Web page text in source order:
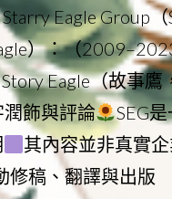
Eagle Group（
）：（
Eagle（故事鷹
飾與評論
SEG
其內容並非真實
修稿、翻譯與出版